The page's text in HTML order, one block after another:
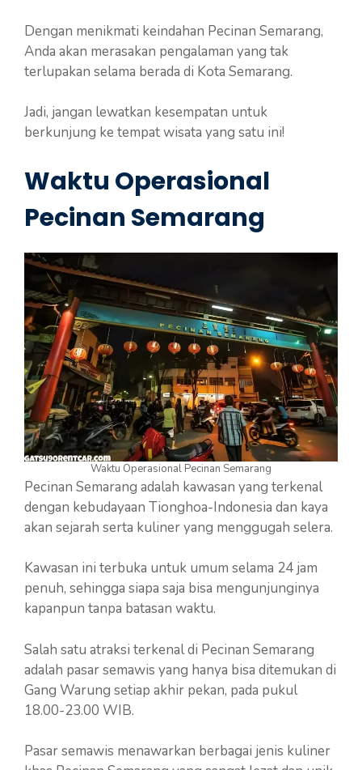
Dengan menikmati keindahan Pecinan Semarang,
Anda akan merasakan pengalaman yang tak
terlupakan selama berada di Kota Semarang.
Jadi, jangan lewatkan kesempatan untuk
berkunjung ke tempat wisata yang satu ini!
Waktu Operasional
Pecinan Semarang
Waktu Operasional Pecinan Semarang
Pecinan Semarang adalah kawasan yang terkenal
dengan kebudayaan Tionghoa-Indonesia dan kaya
akan sejarah serta kuliner yang menggugah selera.
Kawasan ini terbuka untuk umum selama 24 jam
penuh, sehingga siapa saja bisa mengunjunginya
kapanpun tanpa batasan waktu.
Salah satu atraksi terkenal di Pecinan Semarang
adalah pasar semawis yang hanya bisa ditemukan di
Gang Warung setiap akhir pekan, pada pukul
18.00-23.00 WIB.
Pasar semawis menawarkan berbagai jenis kuliner